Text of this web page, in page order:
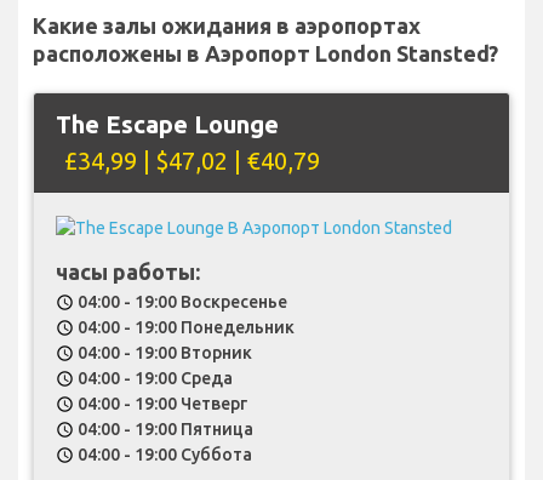
Какие залы ожидания в аэропортах
расположены в Аэропорт London Stansted?
The Escape Lounge
£34,99 | $47,02 | €40,79
часы работы:
schedule 04:00 - 19:00 Воскресенье
schedule 04:00 - 19:00 Понедельник
schedule 04:00 - 19:00 Вторник
schedule 04:00 - 19:00 Среда
schedule 04:00 - 19:00 Четверг
schedule 04:00 - 19:00 Пятница
schedule 04:00 - 19:00 Суббота